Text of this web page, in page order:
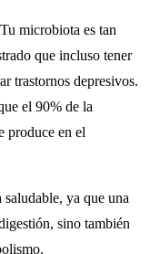
Tu microbiota es tan
que incluso tener
trastornos depresivos.
el 90% de la
produce en el
ya que una
sino también